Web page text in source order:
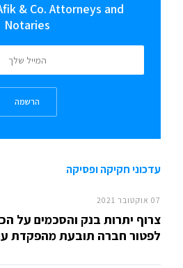
& Co. Attorneys and
Notaries
הרשמה
עדכוני חקיקה ופסיקה
07 אוקטובר 2021
צרוף יתרות בנק והסכמים על
לפטור חברה תובעת מהפקדת